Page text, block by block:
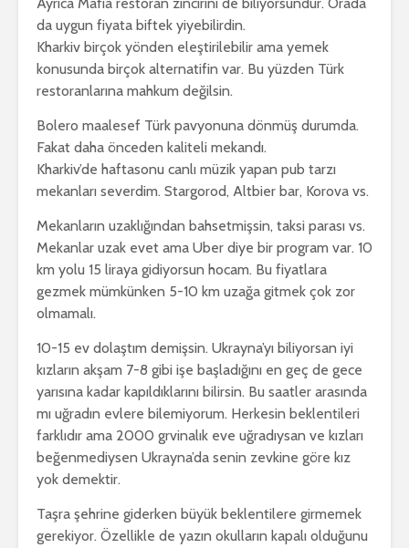
da uygun fiyata biftek yiyebilirdin.
Kharkiv birçok yönden eleştirilebilir ama yemek
konusunda birçok alternatifin var. Bu yüzden Türk
restoranlarına mahkum değilsin.
Bolero maalesef Türk pavyonuna dönmüş durumda.
Fakat daha önceden kaliteli mekandı.
Kharkiv’de haftasonu canlı müzik yapan pub tarzı
mekanları severdim. Stargorod, Altbier bar, Korova vs.
Mekanların uzaklığından bahsetmişsin, taksi parası vs.
Mekanlar uzak evet ama Uber diye bir program var. 10
km yolu 15 liraya gidiyorsun hocam. Bu fiyatlara
gezmek mümkünken 5-10 km uzağa gitmek çok zor
olmamalı.
10-15 ev dolaştım demişsin. Ukrayna’yı biliyorsan iyi
kızların akşam 7-8 gibi işe başladığını en geç de gece
yarısına kadar kapıldıklarını bilirsin. Bu saatler arasında
mı uğradın evlere bilemiyorum. Herkesin beklentileri
farklıdır ama 2000 grvinalık eve uğradıysan ve kızları
beğenmediysen Ukrayna’da senin zevkine göre kız
yok demektir.
Taşra şehrine giderken büyük beklentilere girmemek
gerekiyor. Özellikle de yazın okulların kapalı olduğunu